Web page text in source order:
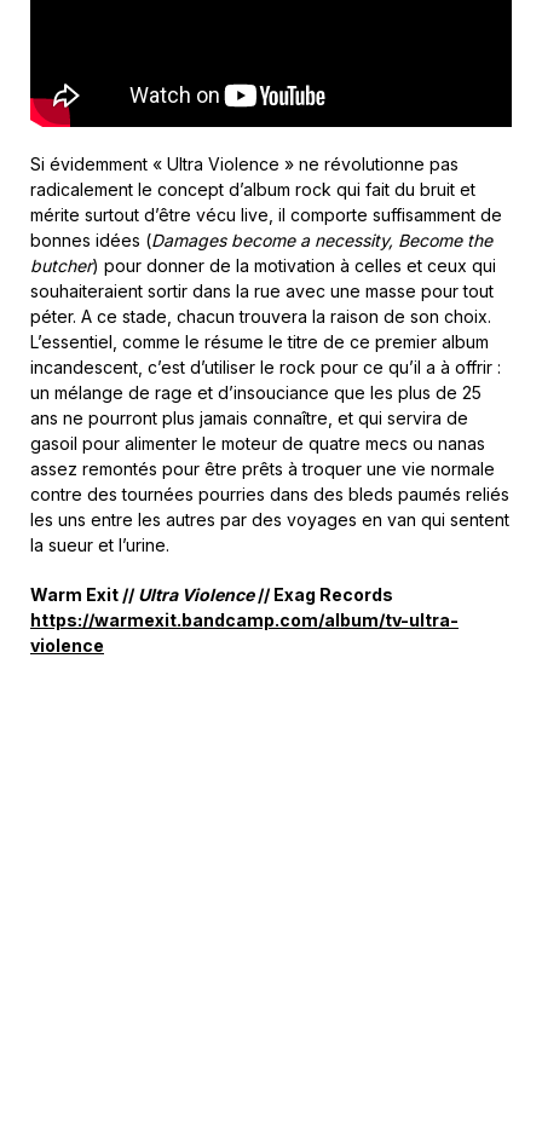
Si évidemment « Ultra Violence » ne révolutionne pas
radicalement le concept d’album rock qui fait du bruit et
mérite surtout d’être vécu live, il comporte suffisamment de
bonnes idées (Damages become a necessity, Become the
butcher) pour donner de la motivation à celles et ceux qui
souhaiteraient sortir dans la rue avec une masse pour tout
péter. A ce stade, chacun trouvera la raison de son choix.
L’essentiel, comme le résume le titre de ce premier album
incandescent, c’est d’utiliser le rock pour ce qu’il a à offrir :
un mélange de rage et d’insouciance que les plus de 25
ans ne pourront plus jamais connaître, et qui servira de
gasoil pour alimenter le moteur de quatre mecs ou nanas
assez remontés pour être prêts à troquer une vie normale
contre des tournées pourries dans des bleds paumés reliés
les uns entre les autres par des voyages en van qui sentent
la sueur et l’urine.
Warm Exit // Ultra Violence// Exag Records
https://warmexit.bandcamp.com/album/tv-ultra-
violence